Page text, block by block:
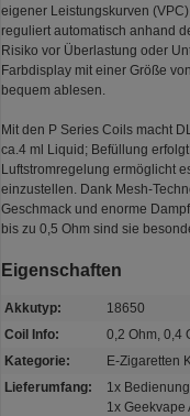
eigener Leistungskurven
reguliert automatisch anhand
Risiko vor Überlastung oder
Farbdisplay mit einer Größe
bequem ablesen.
Mit den P Series Coils macht
ca.4 ml Liquid; Befüllung
Luftstromregelung ermöglicht
einzustellen. Dank Mesh-
Geschmack und enorme
bis zu 0,5 Ohm sind sie
Eigenschaften
Akkutyp:
18650
Coil Info:
0,2 Ohm, 0,4
Kategorie:
E-Zigaretten
Lieferumfang:
1x
1x Geekvape